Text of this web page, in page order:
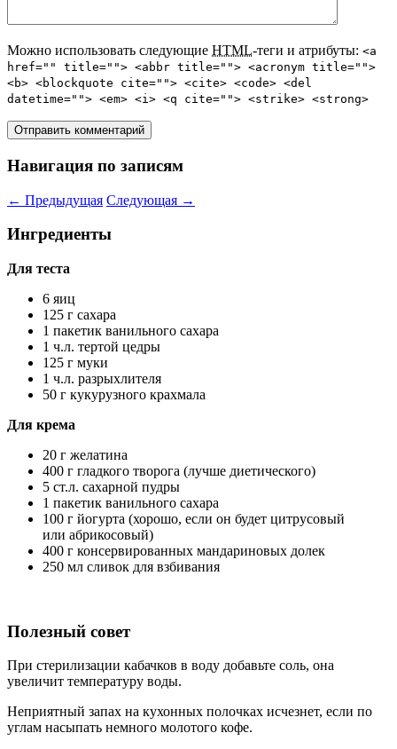
Можно использовать следующие HTML-теги и атрибуты: <a
href="" title=""> <abbr title=""> <acronym title="">
<b> <blockquote cite=""> <cite> <code> <del
datetime=""> <em> <i> <q cite=""> <strike> <strong>
Навигация по записям
← Предыдущая Следующая →
Ингредиенты
Для теста
6 яиц
125 г сахара
1 пакетик ванильного сахара
1 ч.л. тертой цедры
125 г муки
1 ч.л. разрыхлителя
50 г кукурузного крахмала
Для крема
20 г желатина
400 г гладкого творога (лучше диетического)
5 ст.л. сахарной пудры
1 пакетик ванильного сахара
100 г йогурта (хорошо, если он будет цитрусовый
или абрикосовый)
400 г консервированных мандариновых долек
250 мл сливок для взбивания
Полезный совет
При стерилизации кабачков в воду добавьте соль, она
увеличит температуру воды.
Неприятный запах на кухонных полочках исчезнет, если по
углам насыпать немного молотого кофе.